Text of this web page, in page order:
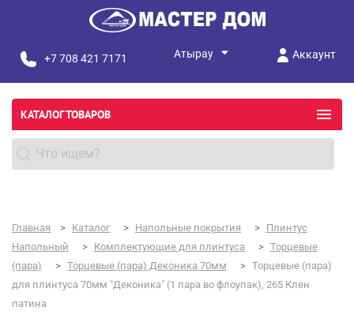
+7 708 421 7171 Аккаунт
КАТАЛОГ ТОВАРОВ
Главная Каталог Напольные покрытия
Плинтус
Напольный
Комплектующие для плинтуса
Торцевые
(пара)
Торцевые (пара) Деконика 70мм
Торцевые (пара)
для плинтуса 70мм "Деконика" (1 пара во флоупак), 265 Клен
патина